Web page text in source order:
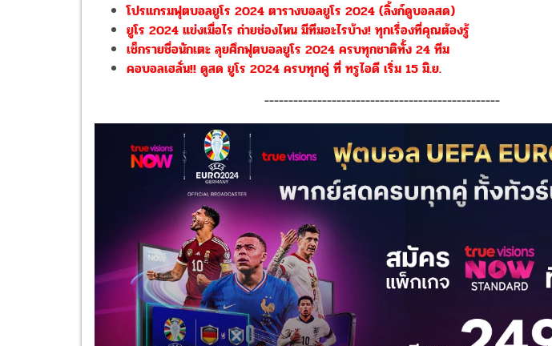
โปรแกรมฟุตบอลยูโร 2024 ตารางบอลยูโร 2024 (ลิ้งก์ดูบอลสด)
ยูโร 2024 แข่งเมื่อไร ถ่ายช่องไหน มีทีมอะไรบ้าง! ทุกเรื่องที่คุณต้องรู้
เช็กรายชื่อนักเตะ ลุยศึกฟุตบอลยูโร 2024 ครบทุกชาติทั้ง 24 ทีม
คอบอลเฮลั่น!! ดูสด ยูโร 2024 ครบทุกคู่ ที่ ทรูไอดี เริ่ม 15 มิ.ย.
-------------------------------------------------